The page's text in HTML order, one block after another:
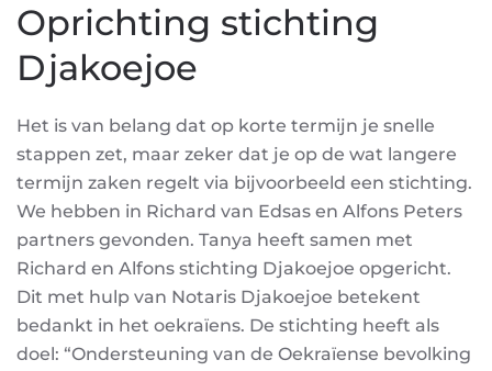
Oprichting stichting
Djakoejoe
Het is van belang dat op korte termijn je snelle
stappen zet, maar zeker dat je op de wat langere
termijn zaken regelt via bijvoorbeeld een stichting.
We hebben in Richard van Edsas en Alfons Peters
partners gevonden. Tanya heeft samen met
Richard en Alfons stichting Djakoejoe opgericht.
Dit met hulp van Notaris Djakoejoe betekent
bedankt in het oekraïens. De stichting heeft als
doel: “Ondersteuning van de Oekraïense bevolking